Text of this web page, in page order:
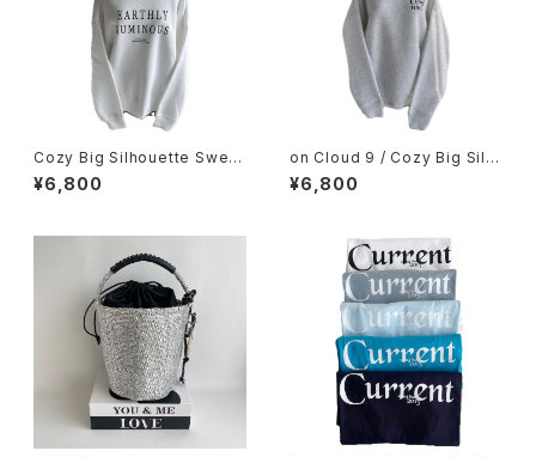
Cozy Big Silhouette Sweat
/ White
¥6,800
on Cloud 9 / Cozy Big Silh
ouette Sweat / Light gray
¥6,800